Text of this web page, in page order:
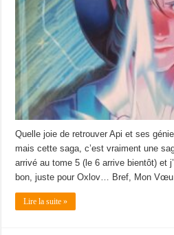
Quelle joie de retrouver Api et ses
mais cette saga, c’est vraiment une
arrivé au tome 5 (le 6 arrive bientôt) et
bon, juste pour Oxlov… Bref, Mon Vœu
Lire la suite »